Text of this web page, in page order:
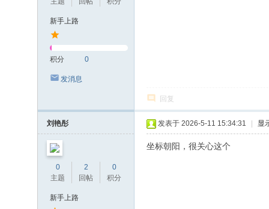
新手上路
积分 0
发消息
回复
刘艳彤
0
主题
2
回帖
0
积分
新手上路
发表于 2026-5-11 15:34:31 显
坐标朝阳，很关心这个